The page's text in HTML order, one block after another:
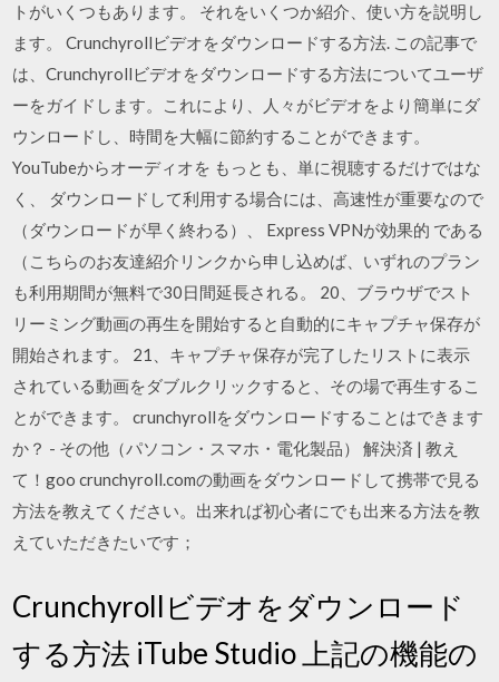
トがいくつもあります。 それをいくつか紹介、使い方を説明し
ます。 Crunchyrollビデオをダウンロードする方法. この記事で
は、Crunchyrollビデオをダウンロードする方法についてユーザ
ーをガイドします。これにより、人々がビデオをより簡単にダ
ウンロードし、時間を大幅に節約することができます。
YouTubeからオーディオを もっとも、単に視聴するだけではな
く、 ダウンロードして利用する場合には、高速性が重要なので
（ダウンロードが早く終わる）、 Express VPNが効果的 である
（こちらのお友達紹介リンクから申し込めば、いずれのプラン
も利用期間が無料で30日間延長される。 20、ブラウザでスト
リーミング動画の再生を開始すると自動的にキャプチャ保存が
開始されます。 21、キャプチャ保存が完了したリストに表示
されている動画をダブルクリックすると、その場で再生するこ
とができます。 crunchyrollをダウンロードすることはできます
か？ - その他（パソコン・スマホ・電化製品） 解決済 | 教え
て！goo crunchyroll.comの動画をダウンロードして携帯で見る
方法を教えてください。出来れば初心者にでも出来る方法を教
えていただきたいです；
Crunchyrollビデオをダウンロード
する方法 iTube Studio 上記の機能の